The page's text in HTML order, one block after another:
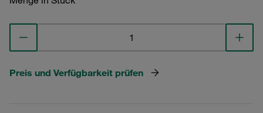
Preis und Verfügbarkeit prüfen